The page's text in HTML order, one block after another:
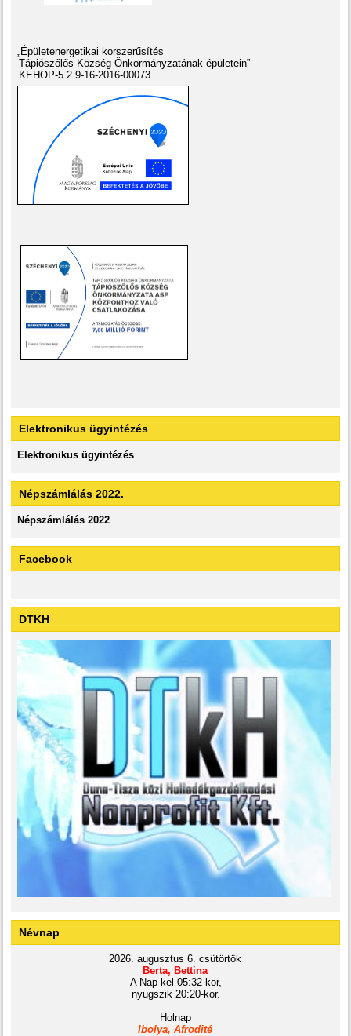
„Épületenergetikai korszerűsítés
Tápiószőlős Község Önkormányzatának épületein”
KEHOP-5.2.9-16-2016-00073
Elektronikus ügyintézés
Elektronikus ügyintézés
Népszámlálás 2022.
Népszámlálás 2022
Facebook
DTKH
Névnap
2026. augusztus 6. csütörtök
Berta, Bettina
A Nap kel 05:32-kor,
nyugszik 20:20-kor.
Holnap
Ibolya, Afrodité